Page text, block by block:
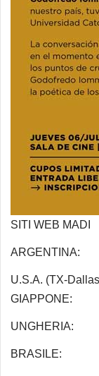
SITI WEB MADI
U.S.A. (TX-